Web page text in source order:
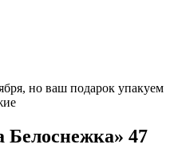
, но ваш подарок упакуем
Белоснежка» 47